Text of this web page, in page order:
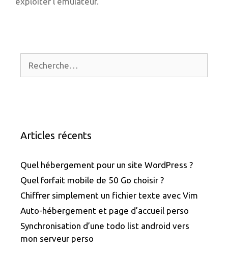
Articles récents
Quel hébergement pour un site WordPress ?
Quel forfait mobile de 50 Go choisir ?
Chiffrer simplement un fichier texte avec Vim
Auto-hébergement et page d’accueil perso
Synchronisation d’une todo list android vers
mon serveur perso